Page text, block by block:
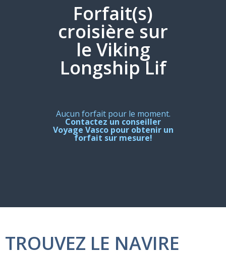
Forfait(s)
croisière sur
le Viking
Longship Lif
Aucun forfait pour le moment.
Contactez un conseiller
Voyage Vasco pour obtenir un
forfait sur mesure!
TROUVEZ LE NAVIRE